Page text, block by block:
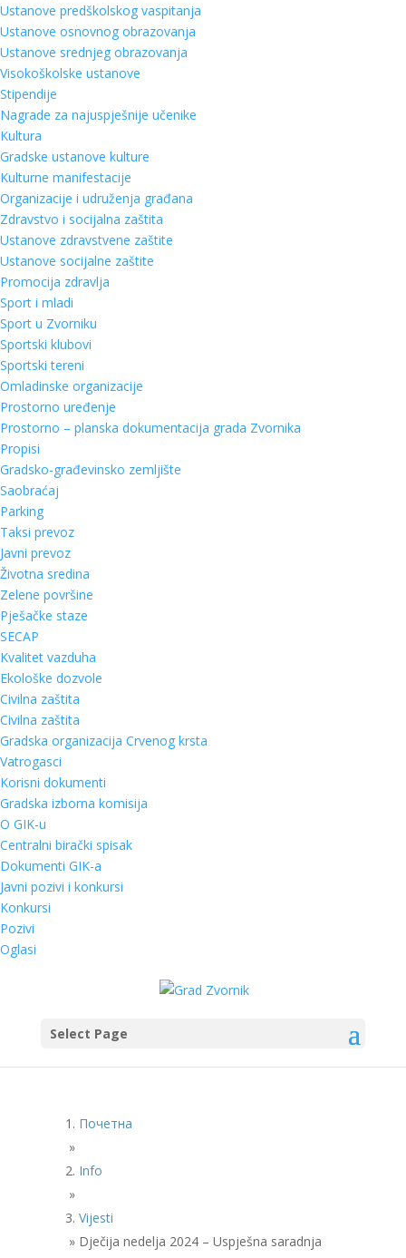
Ustanove predškolskog vaspitanja
Ustanove osnovnog obrazovanja
Ustanove srednjeg obrazovanja
Visokoškolske ustanove
Stipendije
Nagrade za najuspješnije učenike
Kultura
Gradske ustanove kulture
Kulturne manifestacije
Organizacije i udruženja građana
Zdravstvo i socijalna zaštita
Ustanove zdravstvene zaštite
Ustanove socijalne zaštite
Promocija zdravlja
Sport i mladi
Sport u Zvorniku
Sportski klubovi
Sportski tereni
Omladinske organizacije
Prostorno uređenje
Prostorno – planska dokumentacija grada Zvornika
Propisi
Gradsko-građevinsko zemljište
Saobraćaj
Parking
Taksi prevoz
Javni prevoz
Životna sredina
Zelene površine
Pješačke staze
SECAP
Kvalitet vazduha
Ekološke dozvole
Civilna zaštita
Civilna zaštita
Gradska organizacija Crvenog krsta
Vatrogasci
Korisni dokumenti
Gradska izborna komisija
O GIK-u
Centralni birački spisak
Dokumenti GIK-a
Javni pozivi i konkursi
Konkursi
Pozivi
Oglasi
Select Page
Почетна
»
Info
»
Vijesti
» Dječija nedelja 2024 – Uspješna saradnja